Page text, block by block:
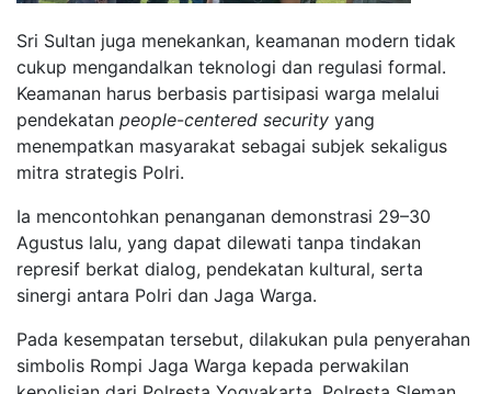
Sri Sultan juga menekankan, keamanan modern tidak
cukup mengandalkan teknologi dan regulasi formal.
Keamanan harus berbasis partisipasi warga melalui
pendekatan people-centered security yang
menempatkan masyarakat sebagai subjek sekaligus
mitra strategis Polri.
Ia mencontohkan penanganan demonstrasi 29–30
Agustus lalu, yang dapat dilewati tanpa tindakan
represif berkat dialog, pendekatan kultural, serta
sinergi antara Polri dan Jaga Warga.
Pada kesempatan tersebut, dilakukan pula penyerahan
simbolis Rompi Jaga Warga kepada perwakilan